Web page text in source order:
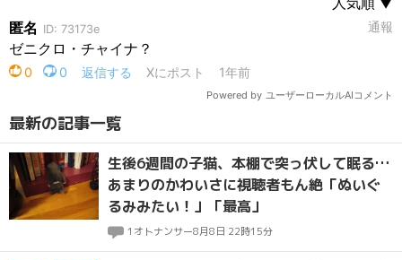
最新の記事一覧
生後6週間の子猫、本棚で突っ伏して眠る…
あまりのかわいさに視聴者もん絶「ぬいぐ
るみみたい！」「最高」
1 オトナンサー8月8日 22時15分